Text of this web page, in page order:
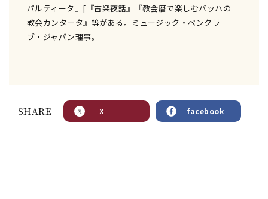
パルティータ』[『古楽夜話』『教会暦で楽しむバッハの
教会カンタータ』等がある。ミュージック・ペンクラ
ブ・ジャパン理事。
SHARE X facebook